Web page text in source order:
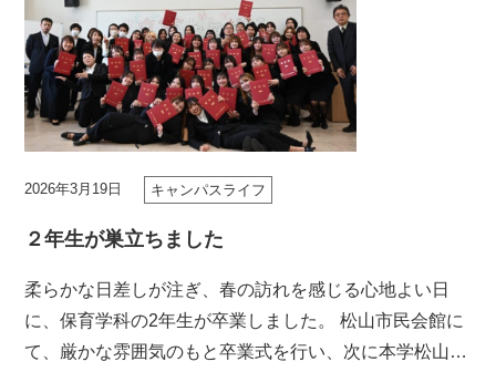
2026年3月19日 キャンパスライフ
２年生が巣立ちました
柔らかな日差しが注ぎ、春の訪れを感じる心地よい日
に、保育学科の2年生が卒業しました。 松山市民会館に
て、厳かな雰囲気のもと卒業式を行い、次に本学松山市